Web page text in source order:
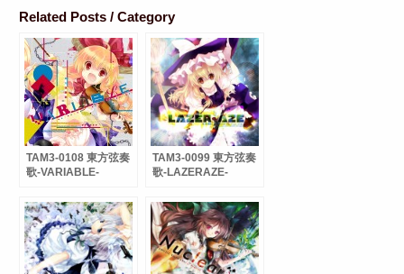
Related Posts / Category
TAM3-0108 東方弦奏
歌-VARIABLE-
TAM3-0099 東方弦奏
歌-LAZERAZE-